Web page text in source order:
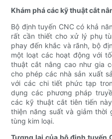
Khám phá các kỹ thuật cắt
Bộ định tuyến CNC có khả
rất cần thiết cho xử lý phụ
phay đến khắc và rãnh, bộ
một loạt các hoạt động với
thuật cắt nâng cao như gia
cho phép các nhà sản xuất
với các chi tiết phức tạp
dụng các phương pháp
các kỹ thuật cắt tiên tiến
thiện năng suất và giảm
tùng kim loại.